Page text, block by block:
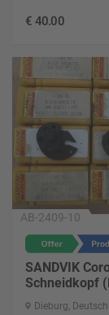
€ 40.00
AB-2409-10
SANDVIK
Schneidkopf
Dieburg,